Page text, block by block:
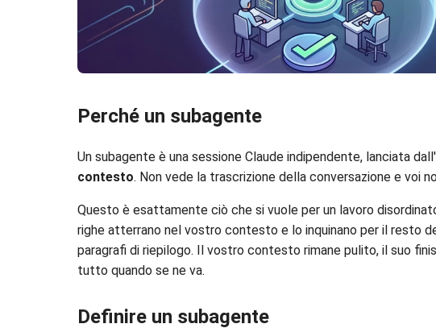
Perché un subagente
Un subagente è una sessione Claude indipendente, lanciata
contesto. Non vede la trascrizione della conversazione e voi
Questo è esattamente ciò che si vuole per un lavoro
righe atterrano nel vostro contesto e lo inquinano per il resto
paragrafi di riepilogo. Il vostro contesto rimane pulito, il suo
tutto quando se ne va.
Definire un subagente